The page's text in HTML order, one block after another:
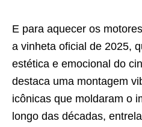
E para aquecer os
a vinheta oficial de 2025,
estética e emocional do
destaca uma montagem
icônicas que moldaram o
longo das décadas,